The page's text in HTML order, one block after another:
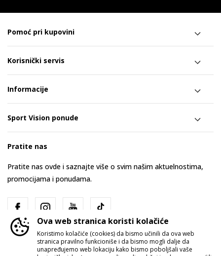
Pomoć pri kupovini
Korisnički servis
Informacije
Sport Vision ponude
Pratite nas
Pratite nas ovde i saznajte više o svim našim aktuelnostima,
promocijama i ponudama.
Ova web stranica koristi kolačiće
Koristimo kolačiće (cookies) da bismo učinili da ova web
stranica pravilno funkcioniše i da bismo mogli dalje da
unapređujemo web lokaciju kako bismo poboljšali vaše